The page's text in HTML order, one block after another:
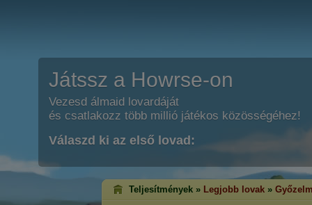
Játssz a Howrse-on
Vezesd álmaid lovardáját
és csatlakozz több millió játékos közösségéhez!
Válaszd ki az első lovad:
Teljesítmények » Legjobb lovak »